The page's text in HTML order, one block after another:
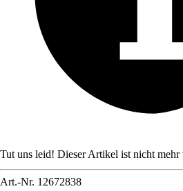
Tut uns leid! Dieser Artikel ist nicht mehr
Art.-Nr. 12672838